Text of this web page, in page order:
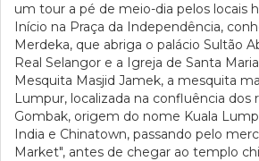
um tour a pé de meio-dia pelos locais
Início na Praça da Independência,
Merdeka, que abriga o palácio Sultão
Real Selangor e a Igreja de Santa
Mesquita Masjid Jamek, a mesquita
Lumpur, localizada na confluência dos
Gombak, origem do nome Kuala
India e Chinatown, passando pelo
Market", antes de chegar ao templo